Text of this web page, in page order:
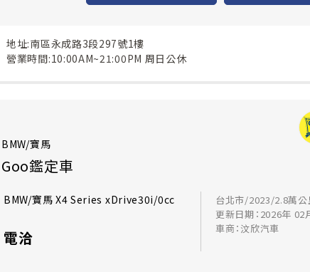
地址:南區永成路3段297號1樓
營業時間:10:00AM~21:00PM 周日公休
BMW/寶馬
Goo鑑定車
BMW/寶馬 X4 Series xDrive30i/0cc
電洽
台北市/2023/2.8萬公
更新日期：2026年 02
車商：汶欣汽車